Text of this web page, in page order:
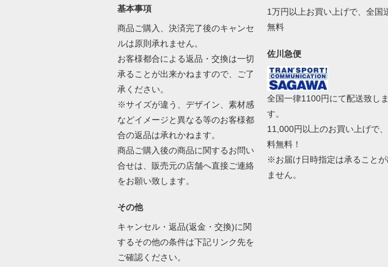
基本事項
商品ご購入、決済完了後のキャンセ
ルは原則承れません。
お客様都合による返品・交換は一切
承ることが出来かねますので、ご了
承ください。
※サイズが違う、デザイン、素材感
などイメージと異なる等のお客様都
合の返品は承れかねます。
商品ご購入後の商品に関するお問い
合せは、販売元の店舗へ直接ご連絡
をお願い致します。
その他
キャンセル・返品(返金・交換)に関
するその他の条件は下記リンク先を
ご確認ください。
1万円以上お買い上げで、全国
無料
佐川急便
全国一律1100円にて配送致しま
す。
11,000円以上のお買い上げで
料無料！
※お届け日時指定は承ること
ません。